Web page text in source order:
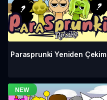
Parasprunki Yeniden Çekim